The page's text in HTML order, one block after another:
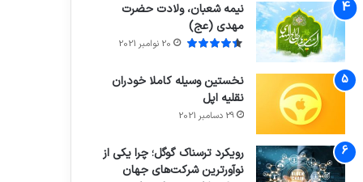
نیمه شعبان، ولادت حضرت
مهدی (عج)
20 نوامبر 2021
نخستین وسیله کاملا خودران
نقلیه اپل
29 دسامبر 2021
رویکرد ترسناک گوگل؛ چرا یکی از
نوآورترین شرکت‌های جهان